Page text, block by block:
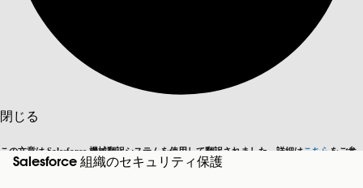
閉じる
この文章は Salesforce 機械翻訳システムを使用して翻訳されました。詳細はこちら をご参
照ください。
英語に切り替える 今はしません
Salesforce 組織のセキュリティ保護